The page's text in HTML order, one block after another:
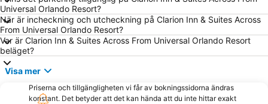
Dezerland Park Orlando
Disney Springs
Lake Buena Vista Factory Shops
Epcot - Walt Disney World Resort
Gatorland Orlando
Halloween Horror Nights
Grand Bohemian
Macy's Thanksgiving Day Parade
Mickey’s Very Merry Christmas Party
Universal Orlando Resort?
När är incheckning och utcheckning på Clarion Inn & Suites Across
From Universal Orlando Resort?
Var är Clarion Inn & Suites Across From Universal Orlando Resort
beläget?
Visa mer
Priserna och tillgängligheten vi får av bokningssidorna ändras
konstant. Det betyder att det kan hända att du inte hittar exakt